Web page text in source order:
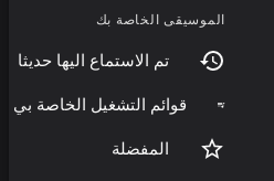
الموسيقى الخاصة بك
تم الاستماع اليها حديثا
قوائم التشغيل الخاصة بي
المفضلة